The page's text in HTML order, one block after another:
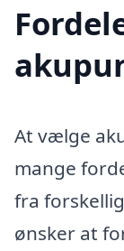
At vælge
mange
fra
ønsker at